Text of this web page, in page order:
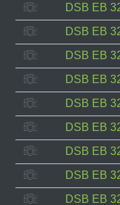
DSB EB
DSB EB
DSB EB
DSB EB
DSB EB
DSB EB
DSB EB
DSB EB
DSB EB